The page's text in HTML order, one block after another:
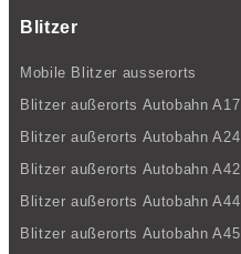
Blitzer
Mobile Blitzer ausserorts
Blitzer außerorts Autobahn A17
Blitzer außerorts Autobahn A24
Blitzer außerorts Autobahn A42
Blitzer außerorts Autobahn A44
Blitzer außerorts Autobahn A45